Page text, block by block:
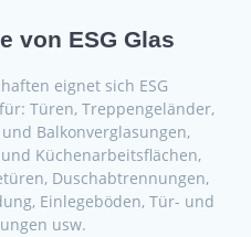
von ESG Glas
eignet sich ESG
Türen, Treppengeländer,
Balkonverglasungen,
Küchenarbeitsflächen,
Duschabtrennungen,
Einlegeböden, Tür- und
usw.